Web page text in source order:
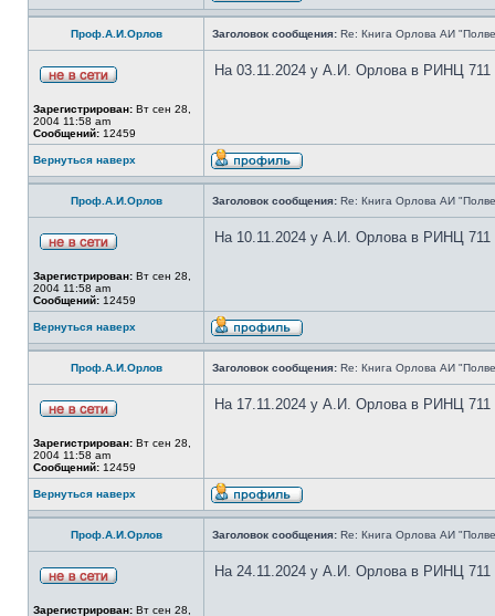
Проф.А.И.Орлов Заголовок сообщения: Re: Книга Орлова АИ
Зарегистрирован: Вт сен 28,
2004 11:58 am
Сообщений: 12459
На 03.11.2024 у А.И. Орлова в РИНЦ 711
Вернуться наверх
Проф.А.И.Орлов Заголовок сообщения: Re: Книга Орлова АИ
Зарегистрирован: Вт сен 28,
2004 11:58 am
Сообщений: 12459
На 10.11.2024 у А.И. Орлова в РИНЦ 711
Вернуться наверх
Проф.А.И.Орлов Заголовок сообщения: Re: Книга Орлова АИ
Зарегистрирован: Вт сен 28,
2004 11:58 am
Сообщений: 12459
На 17.11.2024 у А.И. Орлова в РИНЦ 711
Вернуться наверх
Проф.А.И.Орлов Заголовок сообщения: Re: Книга Орлова АИ
Зарегистрирован: Вт сен 28,
На 24.11.2024 у А.И. Орлова в РИНЦ 711